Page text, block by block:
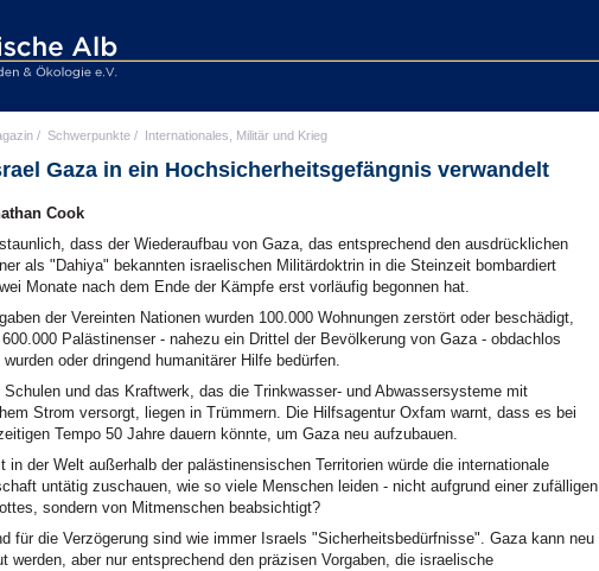
/ Schwerpunkte / Internationales, Militär und Krieg
Gaza in ein Hochsicherheitsgefängnis verwandelt
Cook
dass der Wiederaufbau von Gaza, das entsprechend den ausdrücklichen
als "Dahiya" bekannten israelischen Militärdoktrin in die Steinzeit bombardiert
Monate nach dem Ende der Kämpfe erst vorläufig begonnen hat.
der Vereinten Nationen wurden 100.000 Wohnungen zerstört oder beschädigt,
Palästinenser - nahezu ein Drittel der Bevölkerung von Gaza - obdachlos
oder dringend humanitärer Hilfe bedürfen.
und das Kraftwerk, das die Trinkwasser- und Abwassersysteme mit
Strom versorgt, liegen in Trümmern. Die Hilfsagentur Oxfam warnt, dass es bei
Tempo 50 Jahre dauern könnte, um Gaza neu aufzubauen.
in der Welt außerhalb der palästinensischen Territorien würde die internationale
untätig zuschauen, wie so viele Menschen leiden - nicht aufgrund einer zufälligen
sondern von Mitmenschen beabsichtigt?
für die Verzögerung sind wie immer Israels "Sicherheitsbedürfnisse". Gaza kann neu
werden, aber nur entsprechend den präzisen Vorgaben, die israelische